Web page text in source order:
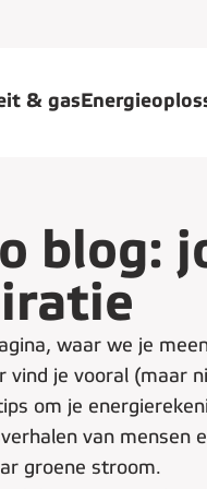
& gas
blog:
waar we je
vind je vooral (maar
om je
van mensen
groene stroom.